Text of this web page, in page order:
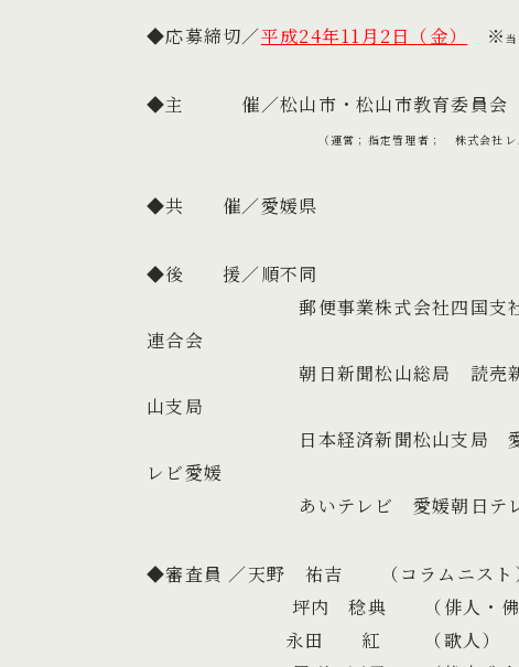
◆応募締切／平成24年11月2日（金） ※
◆主 催／松山市・松山市教育委員会（
（運営；指定管理者； 株式会社レ
◆共 催／愛媛県
◆後 援／順不同
郵便事業株式会社四国支社 愛
連合会
朝日新聞松山総局 読売新聞松
山支局
日本経済新聞松山支局 愛媛新
レビ愛媛
あいテレビ 愛媛朝日テレビ
◆審査員 ／天野 祐吉 （コラムニスト
坪内 稔典 （俳人・佛教大
永田 紅 （歌人）